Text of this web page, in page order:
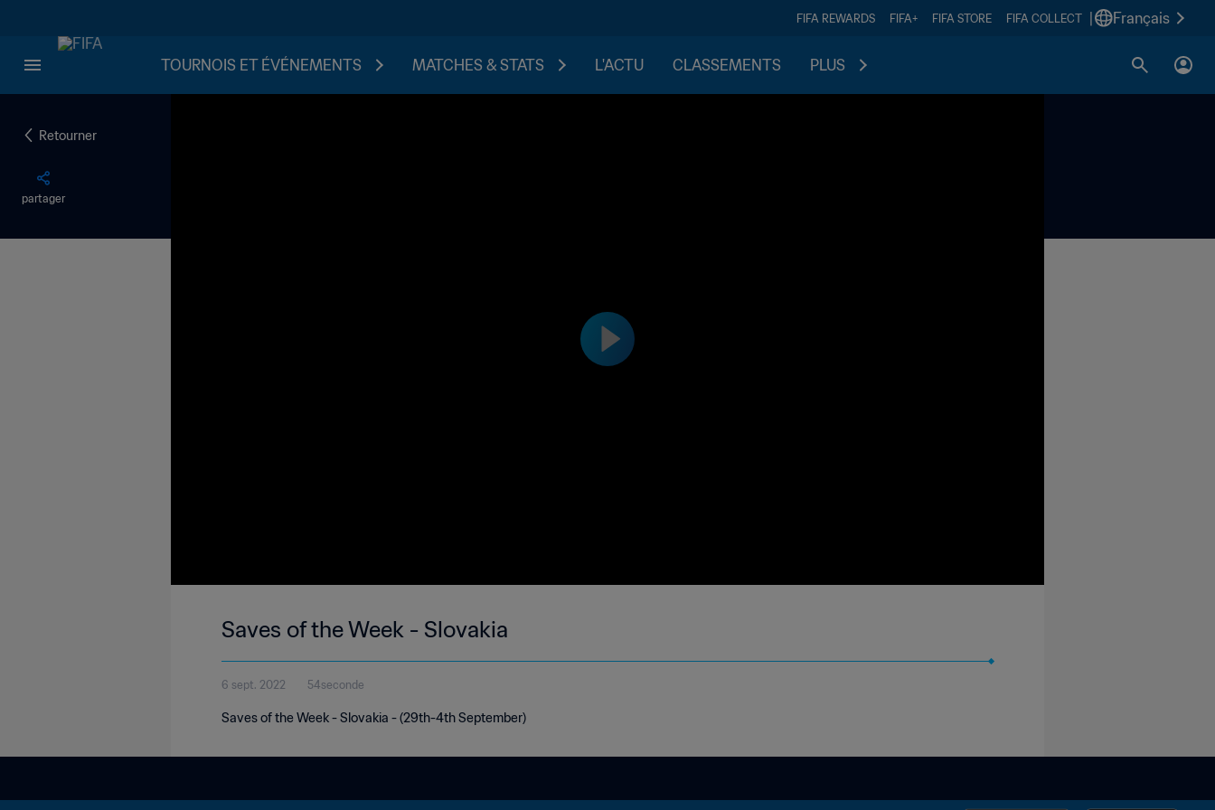
FIFA REWARDS FIFA+ FIFA STORE FIFA COLLECT Français
TOURNOIS ET ÉVÉNEMENTS MATCHES & STATS L'ACTU CLASSEMENTS PLUS
Retourner
partager
Saves of the Week - Slovakia
6 sept. 2022 54seconde
Saves of the Week - Slovakia - (29th-4th September)